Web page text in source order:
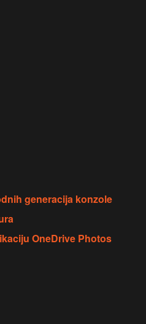
generacija konzole
OneDrive Photos